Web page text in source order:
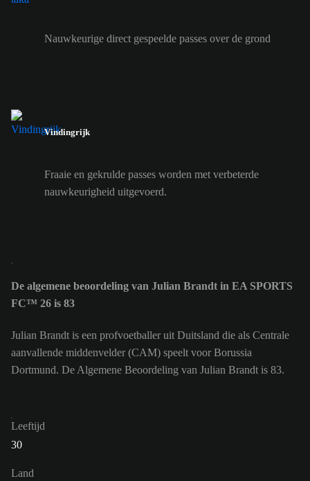
Nauwkeurige direct gespeelde passes over de grond
Vindingrijk
Fraaie en gekrulde passes worden met verbeterde
nauwkeurigheid uitgevoerd.
De algemene beoordeling van Julian Brandt in EA SPORTS
FC™ 26 is 83
Julian Brandt is een profvoetballer uit Duitsland die als Centrale
aanvallende middenvelder (CAM) speelt voor Borussia
Dortmund. De Algemene Beoordeling van Julian Brandt is 83.
Leeftijd
30
Land